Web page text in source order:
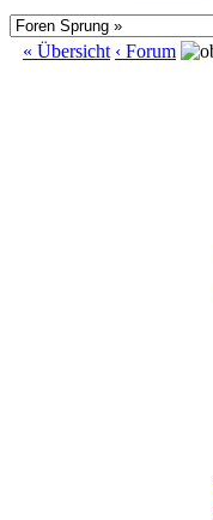
« Übersicht ‹ Forum